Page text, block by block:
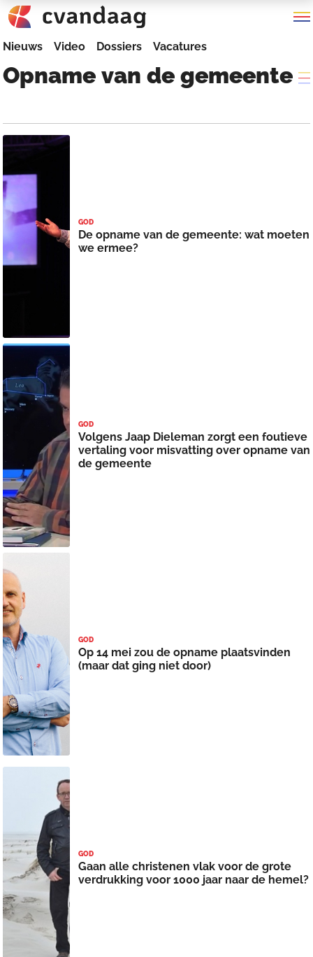
Nieuws Video Dossiers Vacatures
Opname van de gemeente
GOD
De opname van de gemeente: wat moeten
we ermee?
GOD
Volgens Jaap Dieleman zorgt een foutieve
vertaling voor misvatting over opname van
de gemeente
GOD
Op 14 mei zou de opname plaatsvinden
(maar dat ging niet door)
GOD
Gaan alle christenen vlak voor de grote
verdrukking voor 1000 jaar naar de hemel?